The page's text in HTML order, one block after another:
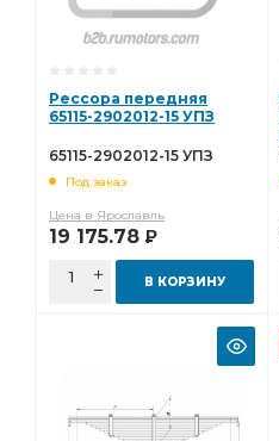
Рессора передняя
65115-2902012-15 УПЗ
65115-2902012-15 УПЗ
Под заказ
Цена в Ярославль
19 175.78 Р
В КОРЗИНУ